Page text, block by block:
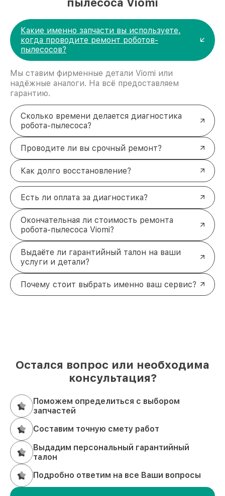
Какие именно запчасти вы используете,
когда проводите ремонт роботов-
пылесосов?
Мы ставим фирменные детали Viomi или
надёжные аналоги. На всё предоставляем
гарантию.
Сколько времени делается диагностика
робота-пылесоса?
Проводите ли вы срочный ремонт?
Как долго восстановление?
Есть ли оплата за диагностика?
Окончательная ли стоимость ремонта
робота-пылесоса Viomi?
Выдаёте ли гарантийный талон на ваши
услуги и детали?
Почему стоит выбрать именно ваш сервис?
Остался вопрос или необходима
консультация?
Поможем определиться с выбором
запчастей
Составим точную смету работ
Выдадим персональный гарантийный
талон
Подробно ответим на все Ваши вопросы